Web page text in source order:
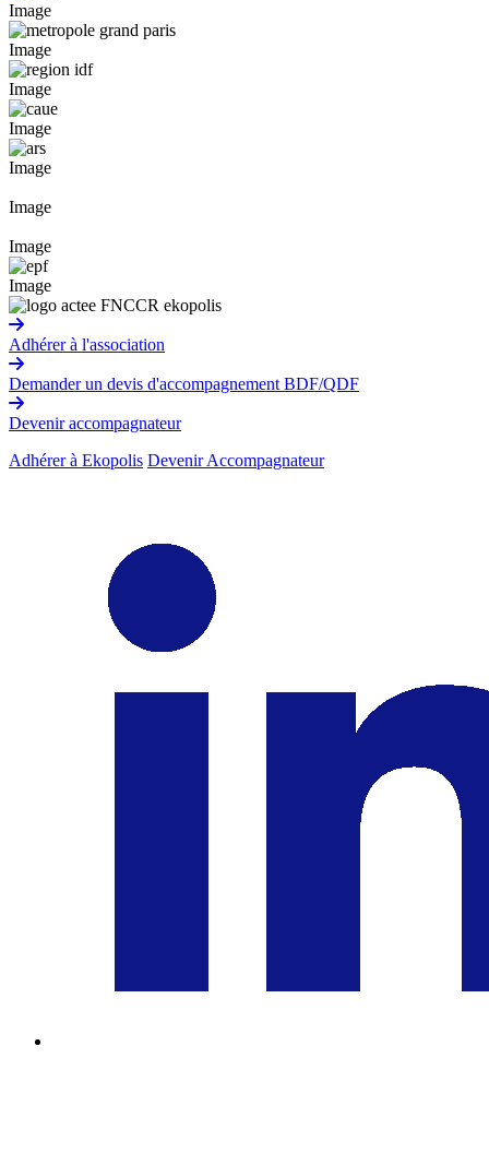
Image
Image
Image
Image
Image
Image
Image
Image
Adhérer à l'association
Demander un devis d'accompagnement BDF/QDF
Devenir accompagnateur
Adhérer à Ekopolis Devenir Accompagnateur